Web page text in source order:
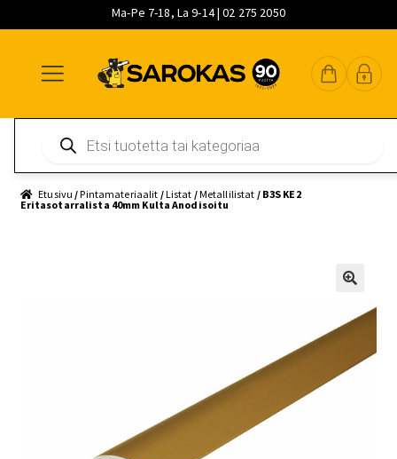
Ma-Pe 7-18, La 9-14 | 02 275 2050
navigointiin
sisältöön
pääsisältöön
search
Etusivu /Pintamateriaalit /Listat /Metallilistat / B3S KE2
Eritasotarralista 40mm Kulta Anodisoitu